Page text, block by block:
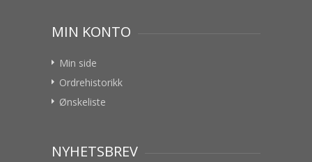
MIN KONTO
Min side
Ordrehistorikk
Ønskeliste
NYHETSBREV